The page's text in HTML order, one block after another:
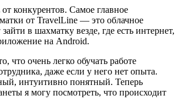
конкурентов. Самое главное
от TravelLine — это облачное
в шахматку везде, где есть интернет,
на Android.
что очень легко обучать работе
даже если у него нет опыта.
интуитивно понятный. Теперь
я могу посмотреть, что происходит